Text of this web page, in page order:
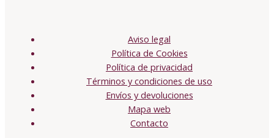
Aviso legal
Política de Cookies
Política de privacidad
Términos y condiciones de uso
Envíos y devoluciones
Mapa web
Contacto